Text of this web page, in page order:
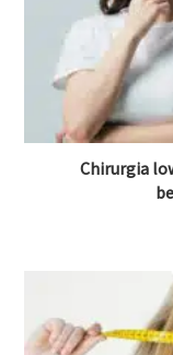
Chirurgia